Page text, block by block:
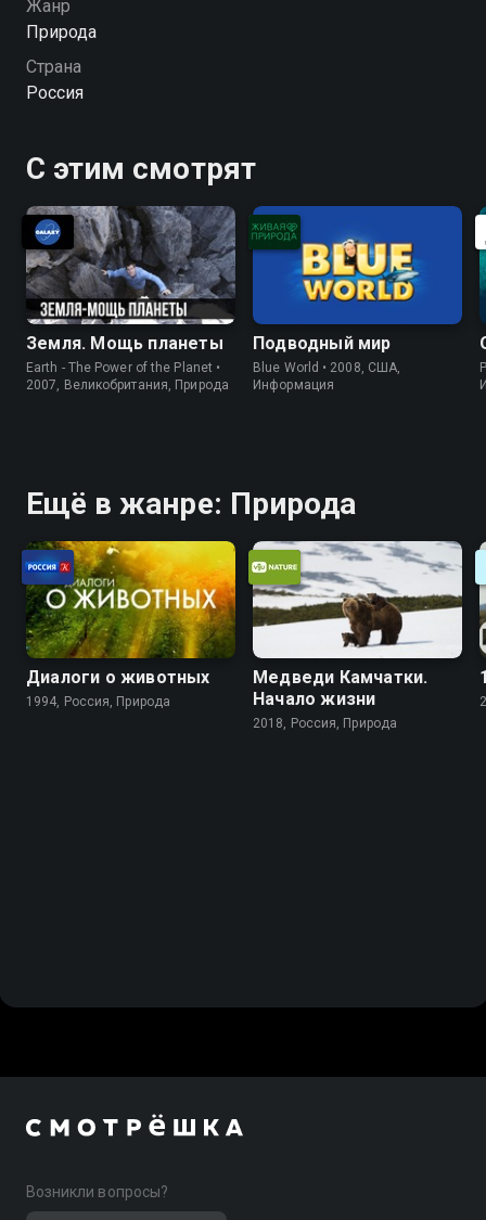
Жанр
Природа
Страна
Россия
С этим смотрят
Земля. Мощь планеты
Earth - The Power of the Planet •
2007, Великобритания, Природа
Подводный мир
Blue World • 2008, США,
Информация
Ещё в жанре: Природа
Диалоги о животных
1994, Россия, Природа
Медведи Камчатки.
Начало жизни
2018, Россия, Природа
Возникли вопросы?